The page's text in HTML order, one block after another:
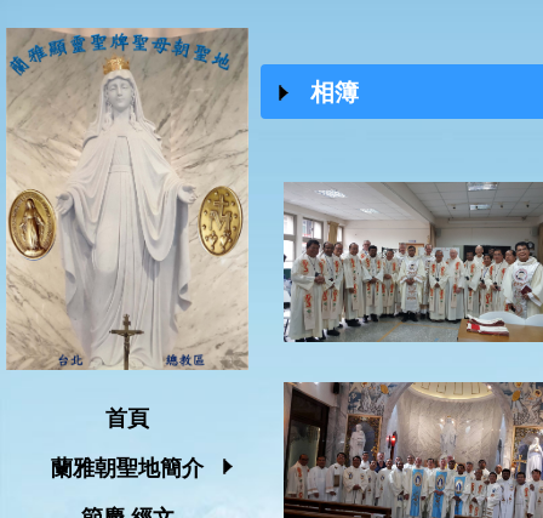
首頁
蘭雅朝聖地簡介
相簿